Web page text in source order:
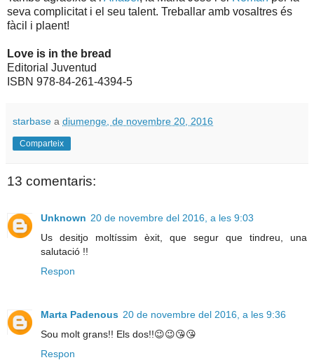
seva complicitat i el seu talent. Treballar amb vosaltres és
fàcil i plaent!
Love is in the bread
Editorial Juventud
ISBN 978-84-261-4394-5
starbase a diumenge, de novembre 20, 2016
Comparteix
13 comentaris:
Unknown 20 de novembre del 2016, a les 9:03
Us desitjo moltíssim èxit, que segur que tindreu, una
salutació !!
Respon
Marta Padenous 20 de novembre del 2016, a les 9:36
Sou molt grans!! Els dos!!😉😉😘😘
Respon